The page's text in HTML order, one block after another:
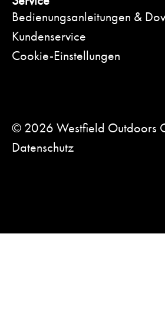
Bedienungsanleitungen &
Kundenservice
Cookie-Einstellungen
© 2026 Westfield Outdoors
Datenschutz